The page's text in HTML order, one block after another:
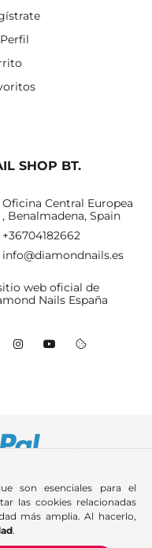
SHOP BT.
Oficina Central Europea
, Benalmadena, Spain
+36704182662
info@diamondnails.es
web oficial de
Nails España
son esenciales para el
las cookies relacionadas
más amplia. Al hacerlo,
.